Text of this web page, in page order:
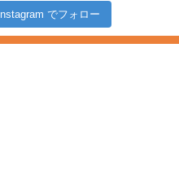
Instagram でフォロー